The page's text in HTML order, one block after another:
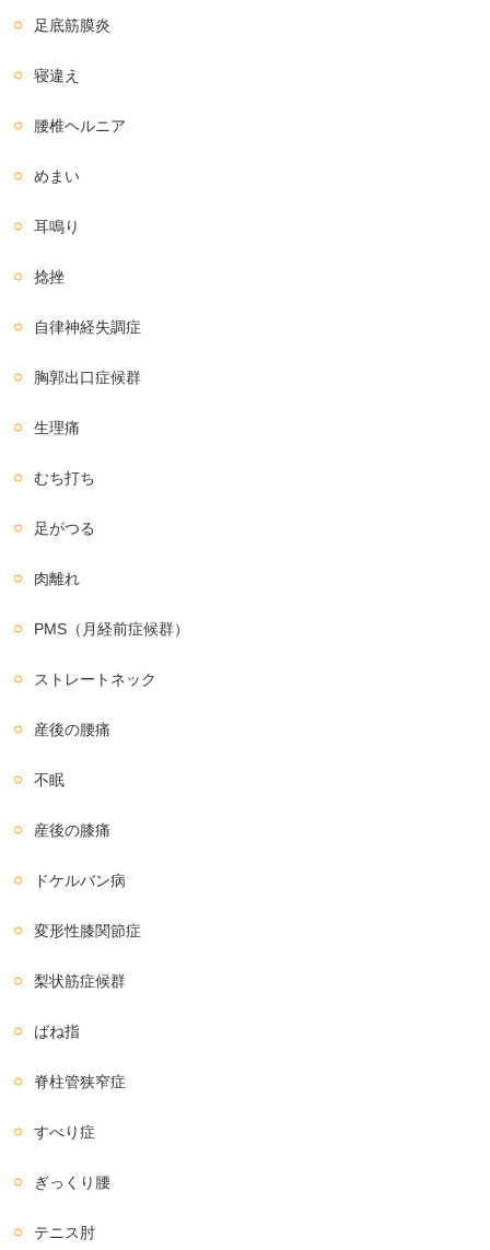
足底筋膜炎
寝違え
腰椎ヘルニア
めまい
耳鳴り
捻挫
自律神経失調症
胸郭出口症候群
生理痛
むち打ち
足がつる
肉離れ
PMS（月経前症候群）
ストレートネック
産後の腰痛
不眠
産後の膝痛
ドケルバン病
変形性膝関節症
梨状筋症候群
ばね指
脊柱管狭窄症
すべり症
ぎっくり腰
テニス肘